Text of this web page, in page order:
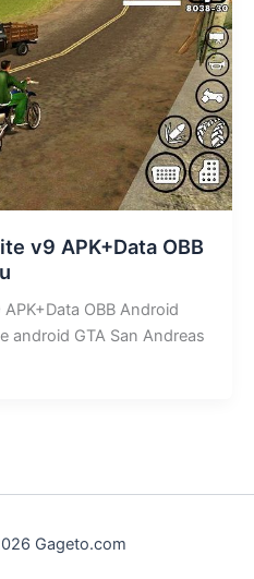
v9 APK+Data OBB
OBB Android
android GTA San Andreas
Gageto.com